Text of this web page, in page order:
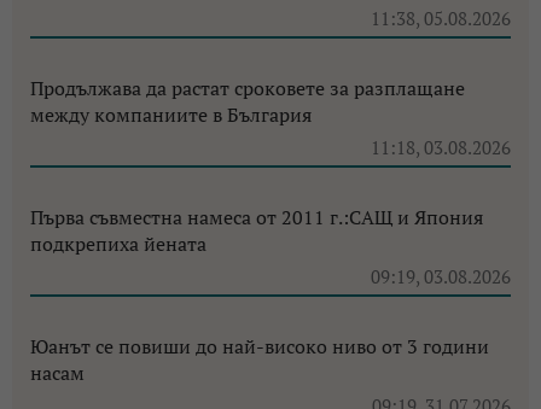
11:38, 05.08.2026
Продължава да растат сроковете за разплащане
между компаниите в България
11:18, 03.08.2026
Първа съвместна намеса от 2011 г.:САЩ и Япония
подкрепиха йената
09:19, 03.08.2026
Юанът се повиши до най-високо ниво от 3 години
насам